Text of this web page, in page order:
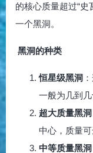
的核心质量超过“
一个黑洞。
黑洞的种类
恒星级黑洞
一般为几到几
超大质量黑洞
中心，质量
中等质量黑洞